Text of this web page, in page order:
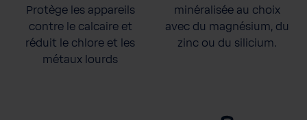
Protège les appareils
contre le calcaire et
réduit le chlore et les
métaux lourds
minéralisée au choix
avec du magnésium, du
zinc ou du silicium.